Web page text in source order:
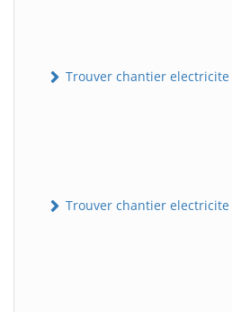
Trouver chantier electricite
Trouver chantier electricite